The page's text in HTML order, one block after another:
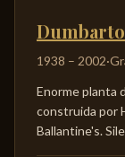
1938 – 2002·
Enorme planta
construida por
Ballantine's.